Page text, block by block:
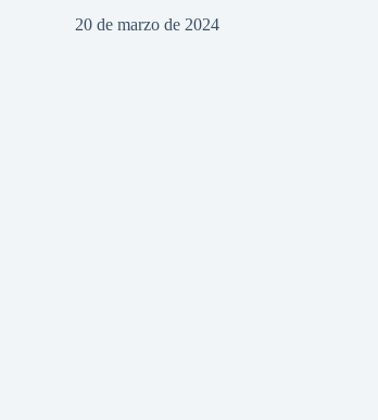
20 de marzo de 2024